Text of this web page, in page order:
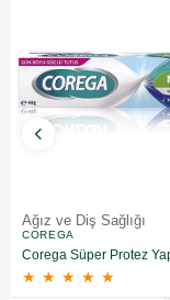
Ağız ve Diş Sağlığı
COREGA
★ ★ ★ ★ ★